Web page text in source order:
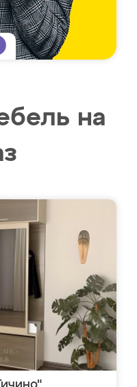
на